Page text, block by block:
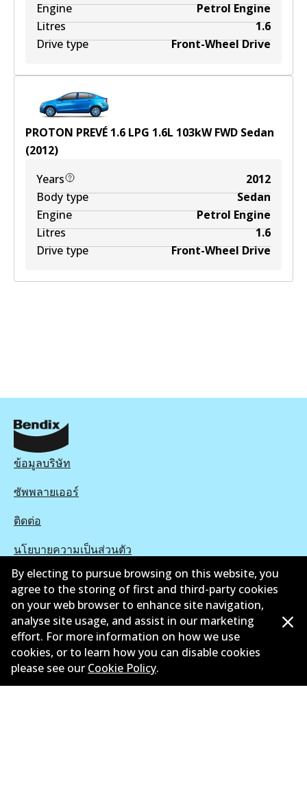
Engine
Petrol Engine
Litres
1.6
Drive type
Front-Wheel Drive
PROTON PREVÉ 1.6 LPG 1.6L 103kWFWD Sedan
(2012)
Years
2012
Body type
Sedan
Engine
Petrol Engine
Litres
1.6
Drive type
Front-Wheel Drive
ข้อมูลบริษัท
ซัพพลายเออร์
ติดต่อ
นโยบายความเป็นส่วนตัว
การรับประกัน
ข้อกำหนดและเงื่อนไข
นโยบายการแจ้งเบาะแส
แคตตาล๊อก
By electing to pursue browsing on this website, you
agree to the storing of first and third-party cookies
on your web browser to enhance site navigation,
analyse site usage, and assist in our marketing
effort. For more information on how we use
cookies, or to learn how you can disable cookies
please see our Cookie Policy.